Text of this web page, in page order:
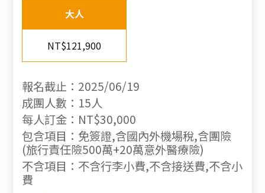
大人
NT$121,900
報名截止：2025/06/19
成團人數：15人
每人訂金：NT$30,000
包含項目：免簽證,含國內外機場稅,含團險
(旅行責任險500萬+20萬意外醫療險)
不含項目：不含行李小費,不含接送費,不含小
費